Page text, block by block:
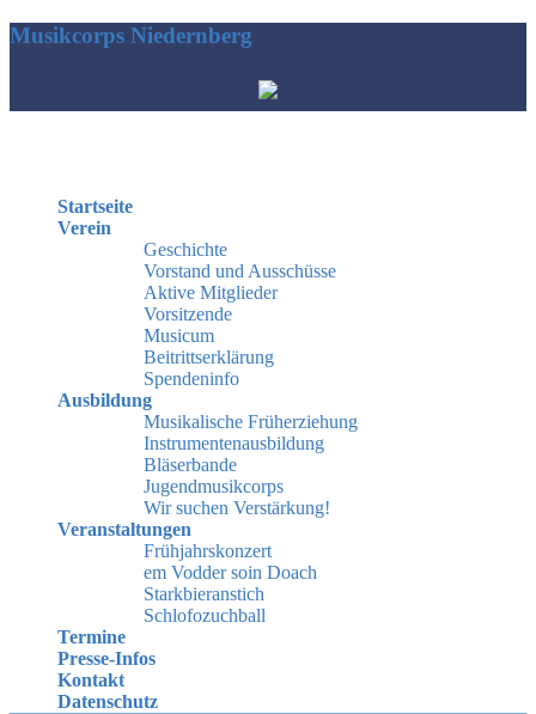
Musikcorps Niedernberg
Startseite
Verein
Geschichte
Vorstand und Ausschüsse
Aktive Mitglieder
Vorsitzende
Musicum
Beitrittserklärung
Spendeninfo
Ausbildung
Musikalische Früherziehung
Instrumentenausbildung
Bläserbande
Jugendmusikcorps
Wir suchen Verstärkung!
Veranstaltungen
Frühjahrskonzert
em Vodder soin Doach
Starkbieranstich
Schlofozuchball
Termine
Presse-Infos
Kontakt
Datenschutz